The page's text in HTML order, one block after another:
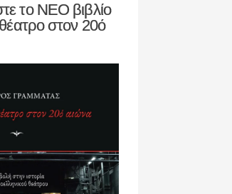
το ΝΕΟ βιβλίο
στον 20ό